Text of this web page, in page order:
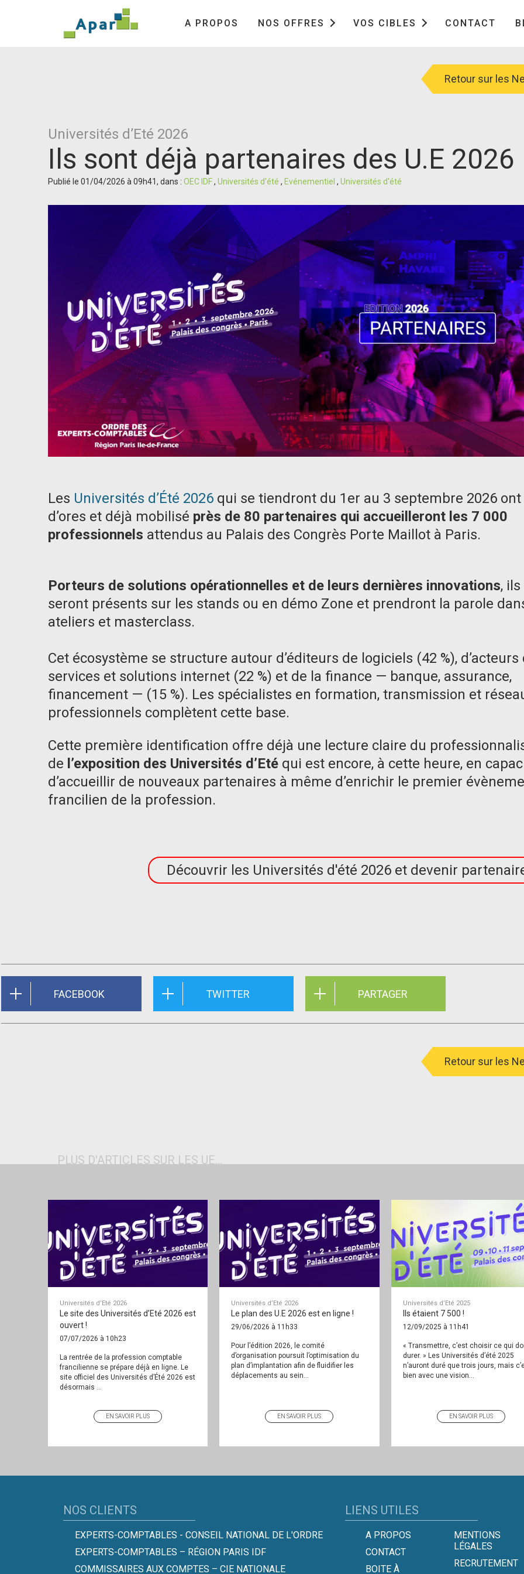
A PROPOS NOS OFFRES VOS CIBLES CONTACT
Retour sur les
Universités d’Eté 2026
Ils sont déjà partenaires des U.E 2026
Publié le 01/04/2026 à 09h41, dans : OEC IDF, Universités d'été , Evénementiel , Universités d'été
Les Universités d’Été 2026qui se tiendront du 1er au 3 septembre 2026 ont
d’ores et déjà mobilisé près de 80 partenaires qui accueilleront les 7 000
professionnels attendus au Palais des Congrès Porte Maillot à Paris.
Porteurs de solutions opérationnelles et de leurs dernières innovations, ils
seront présents sur les stands ou en démo Zone et prendront la parole
ateliers et masterclass.
Cet écosystème se structure autour d’éditeurs de logiciels (42 %), d’acteurs
services et solutions internet (22 %) et de la finance — banque, assurance,
financement — (15 %). Les spécialistes en formation, transmission et
professionnels complètent cette base.
Cette première identification offre déjà une lecture claire du
de l’exposition des Universités d’Etéqui est encore, à cette heure, en
d’accueillir de nouveaux partenaires à même d’enrichir le premier
francilien de la profession.
Découvrir les Universités d'été 2026 et devenir
FACEBOOK TWITTER PARTAGER
Retour sur les
PLUS D'ARTICLES SUR LES UE...
Universités d’Eté 2026
Le site des Universités d’Eté 2026 est
ouvert !
07/07/2026 à 10h23
La rentrée de la profession comptable
francilienne se prépare déjà en ligne. Le
site officiel des Universités d’Été 2026 est
désormais ...
EN SAVOIR PLUS
Universités d’Eté 2026
Le plan des U.E 2026 est en ligne !
29/06/2026 à 11h33
Pour l’édition 2026, le comité
d’organisation poursuit l’optimisation du
plan d’implantation afin de fluidifier les
déplacements au sein...
EN SAVOIR PLUS
Universités d’Eté 2025
Ils étaient 7 500 !
12/09/2025 à 11h41
« Transmettre, c’est choisir ce qui
durer. » Les Universités d’été 2025
n’auront duré que trois jours, mais
bien avec une vision...
EN SAVOIR PLUS
NOS CLIENTS
EXPERTS-COMPTABLES - CONSEIL NATIONAL DE L'ORDRE
EXPERTS-COMPTABLES – RÉGION PARIS IDF
COMMISSAIRES AUX COMPTES – CIE NATIONALE
LIENS UTILES
A PROPOS
CONTACT
BOITE À
MENTIONS
LÉGALES
RECRUTEMENT